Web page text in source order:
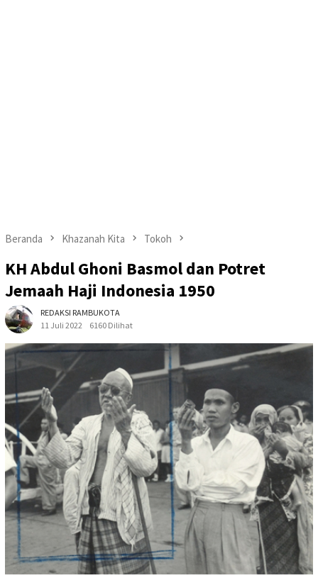
Beranda Khazanah Kita Tokoh
KH Abdul Ghoni Basmol dan Potret
Jemaah Haji Indonesia 1950
REDAKSI RAMBUKOTA
11 Juli 2022
6160 Dilihat